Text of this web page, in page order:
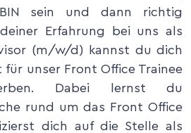
sein und dann richtig
Erfahrung bei uns als
(m/w/d) kannst du dich
unser Front Office Trainee
Dabei lernst du
rund um das Front Office
dich auf die Stelle als